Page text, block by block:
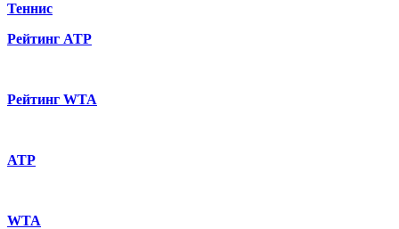
Теннис
Рейтинг ATP
Рейтинг WTA
ATP
WTA